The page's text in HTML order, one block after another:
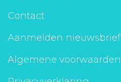
Contact
Aanmelden nieuwsbrief
Algemene voorwaarden